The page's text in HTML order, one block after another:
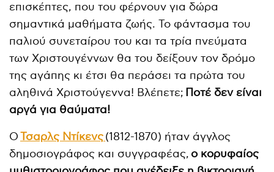
επισκέπτες, που του φέρνουν για δώρα
σημαντικά μαθήματα ζωής. Το φάντασμα του
παλιού συνεταίρου του και τα τρία πνεύματα
των Χριστουγέννων θα του δείξουν τον δρόμο
της αγάπης κι έτσι θα περάσει τα πρώτα του
αληθινά Χριστούγεννα! Βλέπετε; Ποτέ δεν είναι
αργά για θαύματα!
ΟΤσαρλς Ντίκενς(1812-1870) ήταν άγγλος
δημοσιογράφος και συγγραφέας, ο κορυφαίος